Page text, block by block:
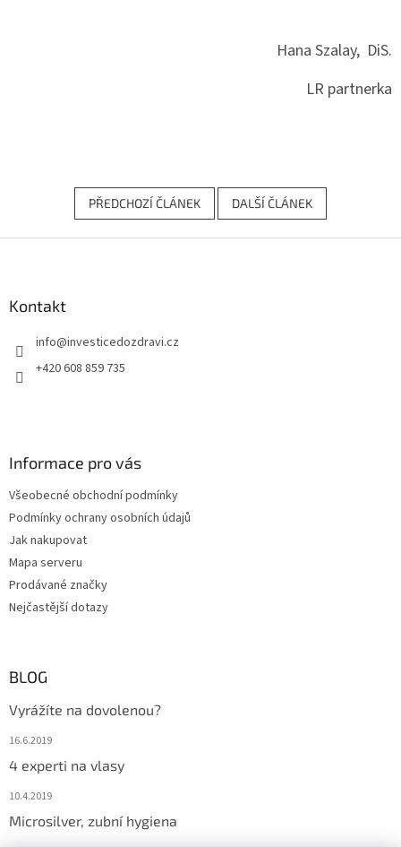
Hana Szalay, DiS.
LR partnerka
PŘEDCHOZÍ ČLÁNEK DALŠÍ ČLÁNEK
Kontakt
info@investicedozdravi.cz
+420 608 859 735
Informace pro vás
Všeobecné obchodní podmínky
Podmínky ochrany osobních údajů
Jak nakupovat
Mapa serveru
Prodávané značky
Nejčastější dotazy
BLOG
Vyrážíte na dovolenou?
16.6.2019
4 experti na vlasy
10.4.2019
Microsilver, zubní hygiena